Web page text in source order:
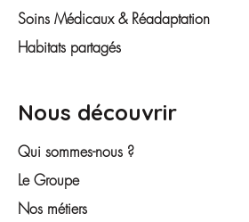
Soins Médicaux & Réadaptation
Habitats partagés
Nous découvrir
Qui sommes-nous ?
Le Groupe
Nos métiers